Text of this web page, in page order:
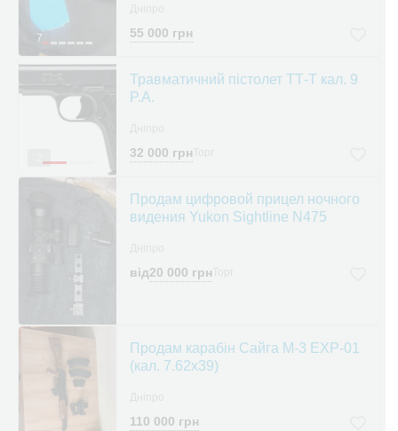
7 55 000 грн
Травматичний пістолет ТТ-Т кал. 9
P.A.
32 000 грн
Продам цифровой прицел ночного
видения Yukon Sightline N475
від20 000 грн
Продам карабін Сайга М-3 EXP-01
(кал. 7.62х39)
110 000 грн